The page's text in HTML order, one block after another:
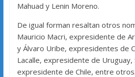
Mahuad y Lenin Moreno.
De igual forman resaltan otros
Mauricio Macri, expresidente de
y Álvaro Uribe, expresidentes de
Lacalle, expresidente de Uruguay,
expresidente de Chile, entre otros.